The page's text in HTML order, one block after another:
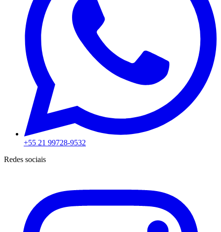
+55 21 99728-9532
Redes sociais